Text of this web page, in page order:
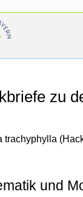
zu
trachyphylla
und